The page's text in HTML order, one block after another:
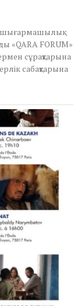
шығармашылық
«QARA FORUM»
сұрақтарына
сабақтарына